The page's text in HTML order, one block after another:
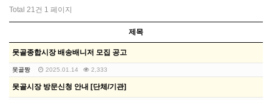
Total 21건 1 페이지
제목
못골종합시장 배송배니저 모집 공고
못골짱 2025.01.14 2,333
못골시장 방문신청 안내 [단체/기관]